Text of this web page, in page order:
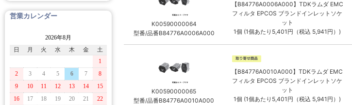
営業カレンダー
2026年8月
日
月 火 水 木 金
土
1
2
3 4 5 6 7
8
9
10 11 12 13 14
15
16
17 18 19 20 21
22
K00590000064
型番/品番B84776A0006A000
【B84776A0006A000】TDKラムダ EMC
フィルタ EPCOS ブランドインレットソケ
ット
1個 (1個あたり5,401円（税込 5,941円）)
K00590000065
型番/品番B84776A0010A000
【B84776A0010A000】TDKラムダ EMC
フィルタ EPCOS ブランドインレットソケ
ット
1個 (1個あたり5,401円（税込 5,941円）)